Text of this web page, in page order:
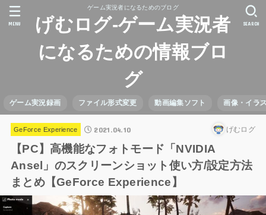
ゲーム実況者になるためのブログ
げむログ-ゲーム実況者
になるための情報ブロ
グ
ゲーム実況録画 ファイル形式変更 動画編集ソフト 画像・イラ
SEARCH
MENU
GeForce Experience 2021.04.10 げむログ
【PC】高機能なフォトモード「NVIDIA
Ansel」のスクリーンショット使い方/設定方法
まとめ【GeForce Experience】